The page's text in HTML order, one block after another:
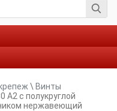
\ Винты
A2 с полукруглой
нержавеющий